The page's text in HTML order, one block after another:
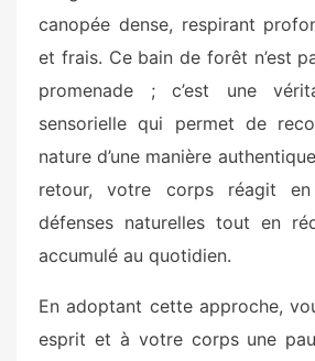
canopée dense, respirant
et frais. Ce bain de forêt n’est
promenade ; c’est une
sensorielle qui permet de
nature d’une manière
retour, votre corps réagit
défenses naturelles tout en
accumulé au quotidien.
En adoptant cette approche,
esprit et à votre corps une